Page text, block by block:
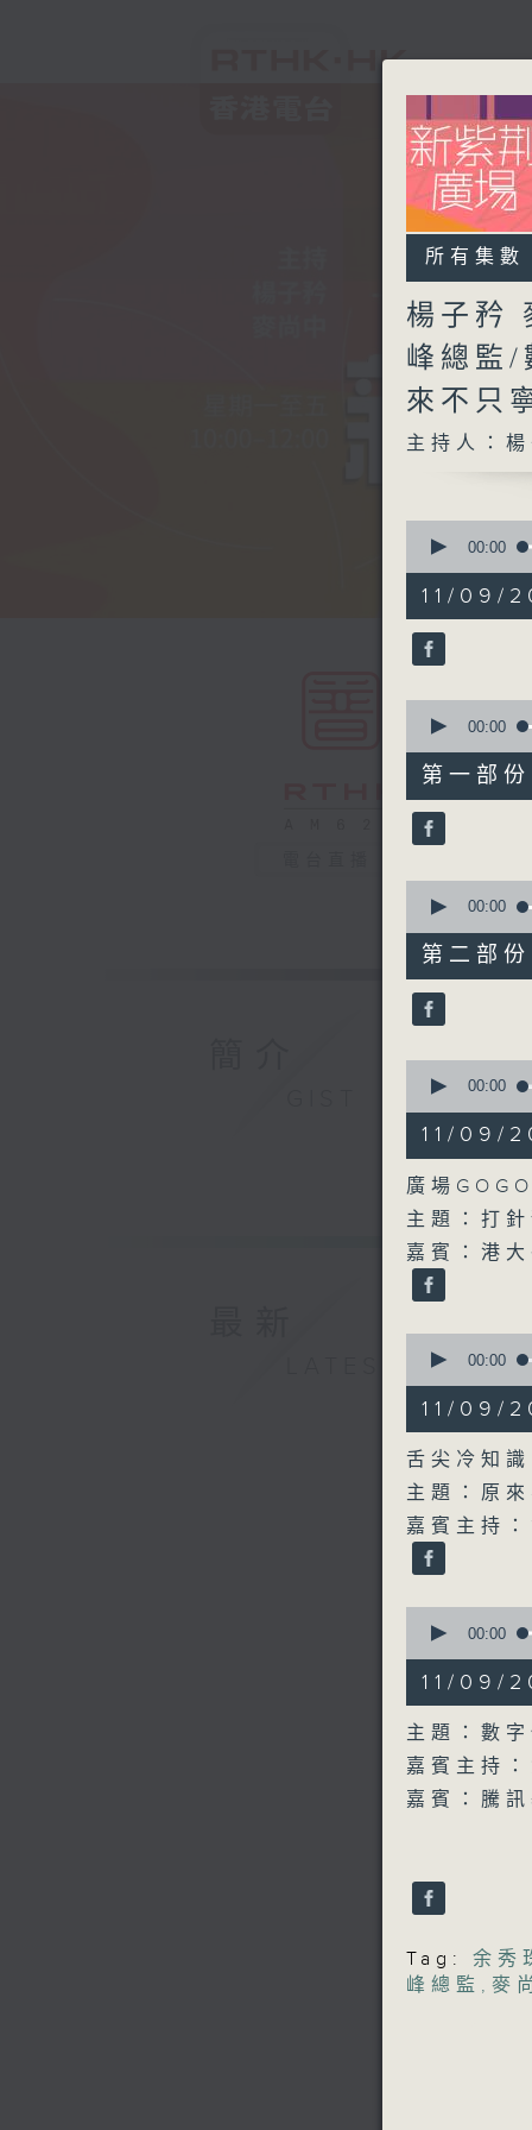
所有集數
楊子矜
峰總監/
來不只
主持人：
seconds
hour,
50
minutes,
0
90%
00:00
11/09/
seconds
55
minutes,
10
seconds
90%
00:00
第一部
seconds
55
minutes,
10
seconds
90%
00:00
第二部
seconds
10
minutes,
22
seconds
90%
00:00
11/09/
廣場
主題：打
嘉賓：港
seconds
12
minutes,
4
seconds
90%
00:00
11/09/
舌尖冷知識
主題：原
嘉賓主持
seconds
hour,
0
seconds
90%
00:00
11/09/
主題：數
嘉賓主持
嘉賓：騰
Tag:
余秀
峰總監 , 麥